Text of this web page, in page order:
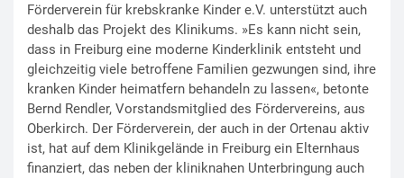
Förderverein für krebskranke Kinder e.V. unterstützt auch
deshalb das Projekt des Klinikums. »Es kann nicht sein,
dass in Freiburg eine moderne Kinderklinik entsteht und
gleichzeitig viele betroffene Familien gezwungen sind, ihre
kranken Kinder heimatfern behandeln zu lassen«, betonte
Bernd Rendler, Vorstandsmitglied des Fördervereins, aus
Oberkirch. Der Förderverein, der auch in der Ortenau aktiv
ist, hat auf dem Klinikgelände in Freiburg ein Elternhaus
finanziert, das neben der kliniknahen Unterbringung auch